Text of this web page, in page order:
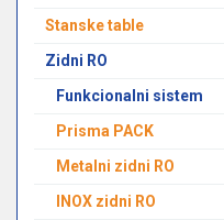
Stanske table
Zidni RO
Funkcionalni sistem
Prisma PACK
Metalni zidni RO
INOX zidni RO